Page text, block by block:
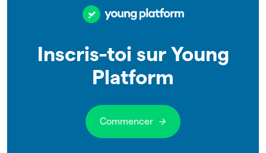
Inscris-toi sur Young
Platform
Commencer